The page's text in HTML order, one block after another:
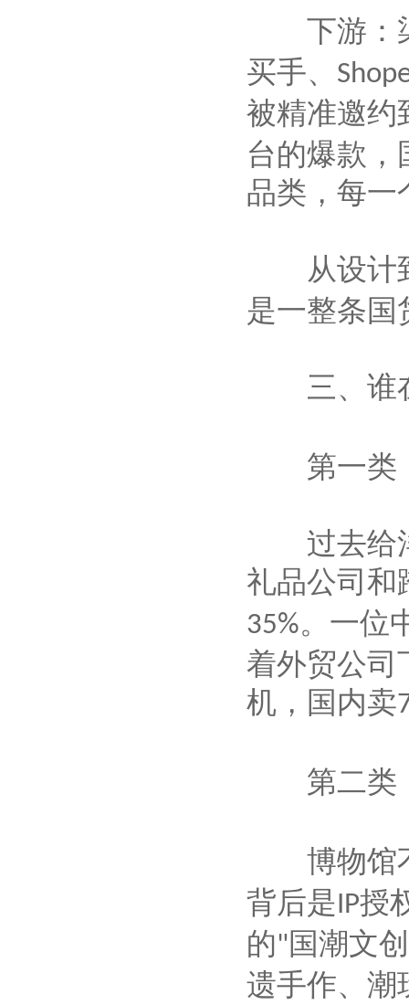
下游：渠
买手、
被精准邀约
台的爆款，
品类，每一
从设计到
是一整条国
三、谁在
第一类：
过去给洋
礼品公司和
35%。一位
着外贸公司
机，国内卖
第二类
博物馆
背后是IP授
的"国潮文
遗手作、